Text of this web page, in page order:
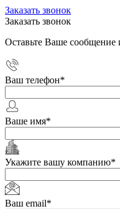
Заказать звонок
Заказать звонок
Оставьте Ваше сообщение
Ваш телефон*
Ваше имя*
Укажите вашу компанию*
Ваш email*